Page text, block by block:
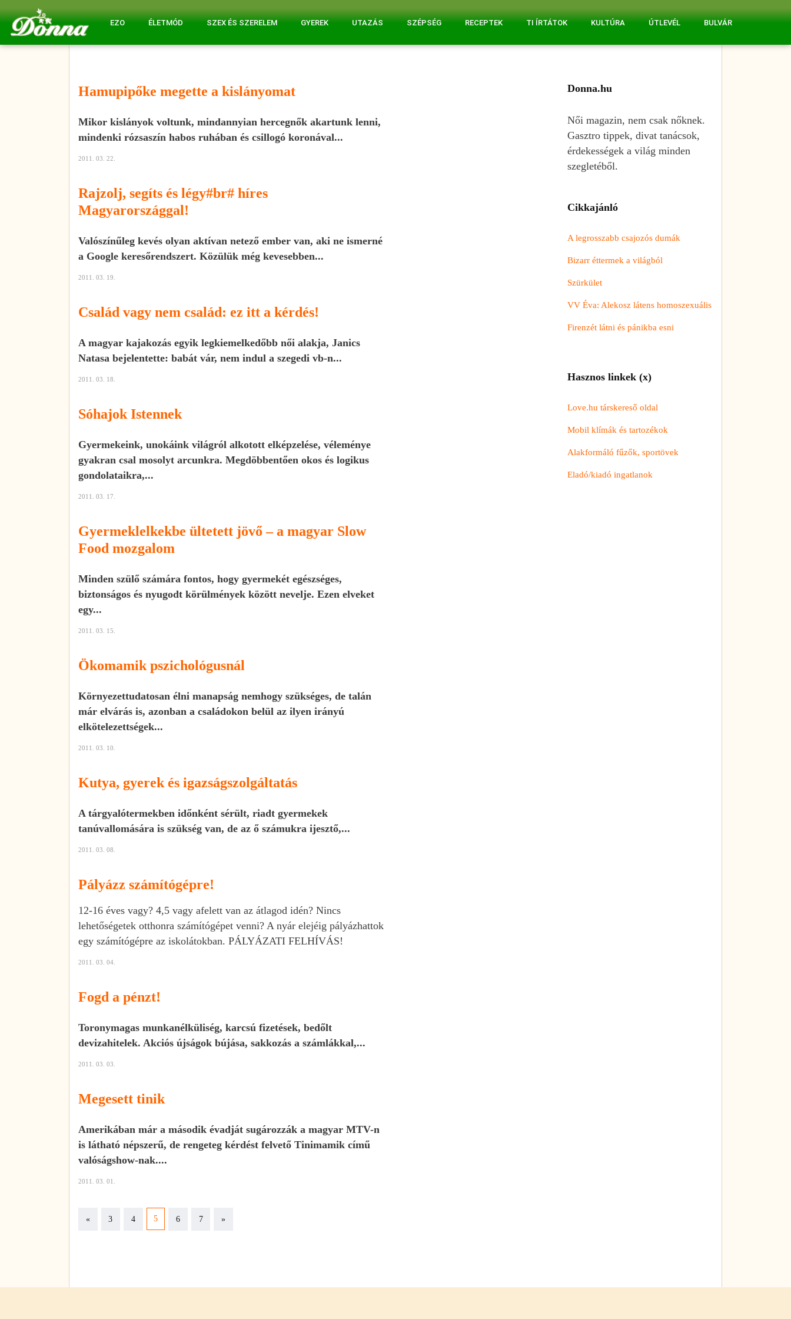
EZO ÉLETMÓD SZEX ÉS SZERELEM GYEREK UTAZÁS SZÉPSÉG RECEPTEK TI ÍRTÁTOK KULTÚRA ÚTLEVÉL BULVÁR
Hamupipőke megette a kislányomat
Mikor kislányok voltunk, mindannyian hercegnők akartunk lenni,
mindenki rózsaszín habos ruhában és csillogó koronával...
2011. 03. 22.
Rajzolj, segíts és légy#br# híres
Magyarországgal!
Valószínűleg kevés olyan aktívan netező ember van, aki ne ismerné
a Google keresőrendszert. Közülük még kevesebben...
2011. 03. 19.
Család vagy nem család: ez itt a kérdés!
A magyar kajakozás egyik legkiemelkedőbb női alakja, Janics
Natasa bejelentette: babát vár, nem indul a szegedi vb-n...
2011. 03. 18.
Sóhajok Istennek
Gyermekeink, unokáink világról alkotott elképzelése, véleménye
gyakran csal mosolyt arcunkra. Megdöbbentően okos és logikus
gondolataikra,...
2011. 03. 17.
Gyermeklelkekbe ültetett jövő – a magyar Slow
Food mozgalom
Minden szülő számára fontos, hogy gyermekét egészséges,
biztonságos és nyugodt körülmények között nevelje. Ezen elveket
egy...
2011. 03. 15.
Ökomamik pszichológusnál
Környezettudatosan élni manapság nemhogy szükséges, de talán
már elvárás is, azonban a családokon belül az ilyen irányú
elkötelezettségek...
2011. 03. 10.
Kutya, gyerek és igazságszolgáltatás
A tárgyalótermekben időnként sérült, riadt gyermekek
tanúvallomására is szükség van, de az ő számukra ijesztő,...
2011. 03. 08.
Pályázz számítógépre!
12-16 éves vagy? 4,5 vagy afelett van az átlagod idén? Nincs
lehetőségetek otthonra számítógépet venni? A nyár elejéig pályázhattok
egy számítógépre az iskolátokban. PÁLYÁZATI FELHÍVÁS!
2011. 03. 04.
Fogd a pénzt!
Toronymagas munkanélküliség, karcsú fizetések, bedőlt
devizahitelek. Akciós újságok bújása, sakkozás a számlákkal,...
2011. 03. 03.
Megesett tinik
Amerikában már a második évadját sugározzák a magyar MTV-n
is látható népszerű, de rengeteg kérdést felvető Tinimamik című
valóságshow-nak....
2011. 03. 01.
«Previous
3 4 5 6 7 »Next
Donna.hu
Női magazin, nem csak nőknek.
Gasztro tippek, divat tanácsok,
érdekességek a világ minden
szegletéből.
Cikkajánló
A legrosszabb csajozós dumák
Bizarr éttermek a világból
Szürkület
VV Éva: Alekosz látens homoszexuális
Firenzét látni és pánikba esni
Hasznos linkek (x)
Love.hu társkereső oldal
Mobil klímák és tartozékok
Alakformáló fűzők, sportövek
Eladó/kiadó ingatlanok